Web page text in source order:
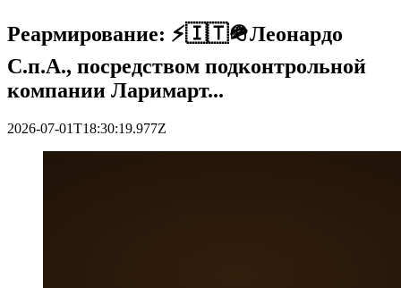
Реармирование: ⚡️🇮🇹🪖Леонардо
С.п.А., посредством подконтрольной
компании Ларимарт...
2026-07-01T18:30:19.977Z